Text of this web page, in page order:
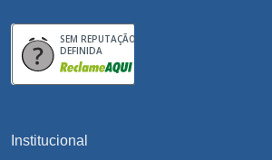
SEM REPUTAÇÃO
DEFINIDA
Institucional